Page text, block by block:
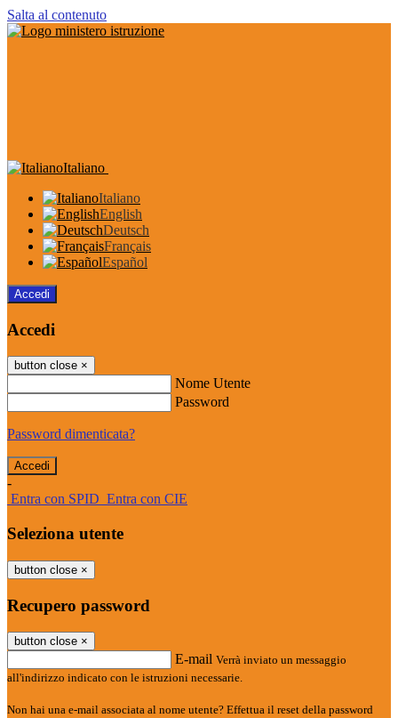
Salta al contenuto
Italiano
Italiano
English
Deutsch
Français
Español
Accedi
Accedi
button close ×
Nome Utente
Password
Password dimenticata?
-
Entra con SPID Entra con CIE
Seleziona utente
button close ×
Recupero password
button close ×
E-mail Verrà inviato un messaggio
all'indirizzo indicato con le istruzioni necessarie.
Non hai una e-mail associata al nome utente? Effettua il reset della password